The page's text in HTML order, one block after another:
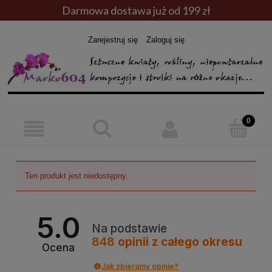
Darmowa dostawa już od 199 zł
Zarejestruj się Zaloguj się
Ten produkt jest niedostępny.
5.0
Ocena
Na podstawie
848 opinii z całego okresu
Jak zbieramy opinie?